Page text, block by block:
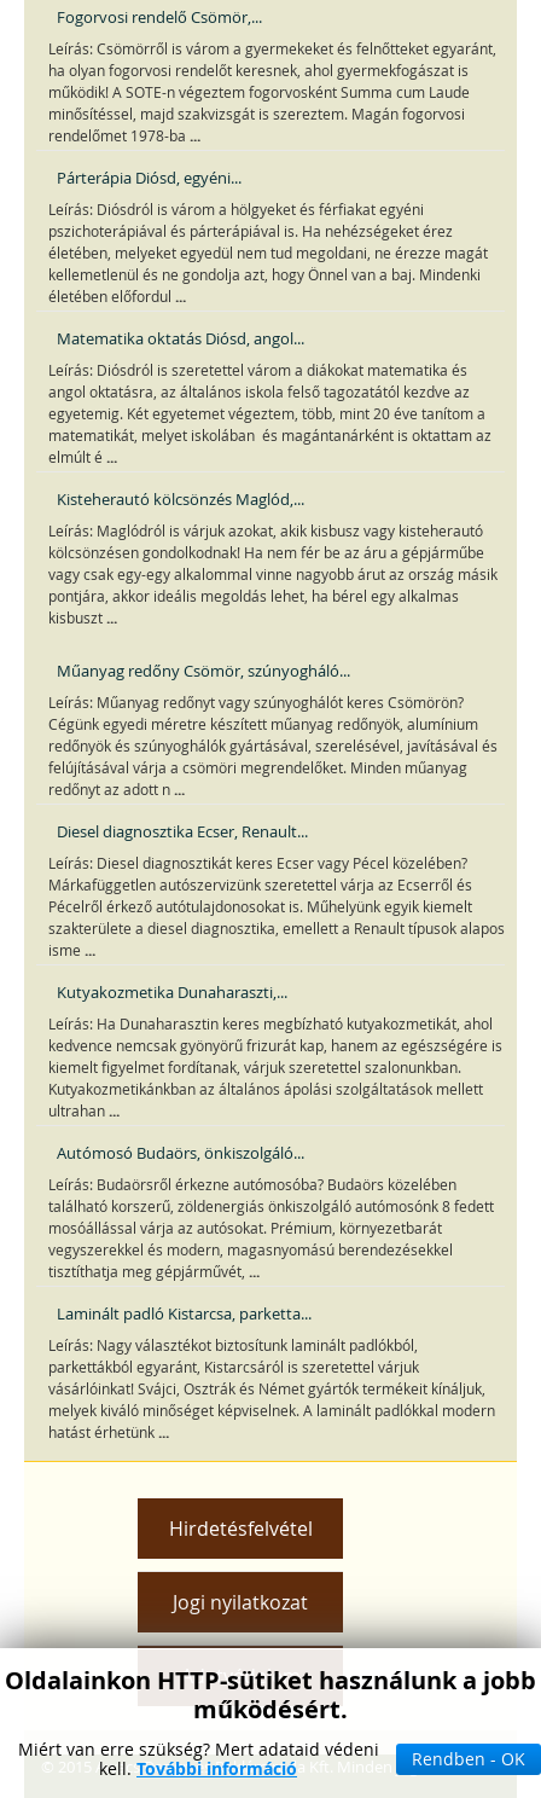
Fogorvosi rendelő Csömör,...
Leírás: Csömörről is várom a gyermekeket és felnőtteket egyaránt,
ha olyan fogorvosi rendelőt keresnek, ahol gyermekfogászat is
működik! A SOTE-n végeztem fogorvosként Summa cum Laude
minősítéssel, majd szakvizsgát is szereztem. Magán fogorvosi
rendelőmet 1978-ba ...
Párterápia Diósd, egyéni...
Leírás: Diósdról is várom a hölgyeket és férfiakat egyéni
pszichoterápiával és párterápiával is. Ha nehézségeket érez
életében, melyeket egyedül nem tud megoldani, ne érezze magát
kellemetlenül és ne gondolja azt, hogy Önnel van a baj. Mindenki
életében előfordul ...
Matematika oktatás Diósd, angol...
Leírás: Diósdról is szeretettel várom a diákokat matematika és
angol oktatásra, az általános iskola felső tagozatától kezdve az
egyetemig. Két egyetemet végeztem, több, mint 20 éve tanítom a
matematikát, melyet iskolában és magántanárként is oktattam az
elmúlt é ...
Kisteherautó kölcsönzés Maglód,...
Leírás: Maglódról is várjuk azokat, akik kisbusz vagy kisteherautó
kölcsönzésen gondolkodnak! Ha nem fér be az áru a gépjárműbe
vagy csak egy-egy alkalommal vinne nagyobb árut az ország másik
pontjára, akkor ideális megoldás lehet, ha bérel egy alkalmas
kisbuszt ...
Műanyag redőny Csömör, szúnyogháló...
Leírás: Műanyag redőnyt vagy szúnyoghálót keres Csömörön?
Cégünk egyedi méretre készített műanyag redőnyök, alumínium
redőnyök és szúnyoghálók gyártásával, szerelésével, javításával és
felújításával várja a csömöri megrendelőket. Minden műanyag
redőnyt az adott n ...
Diesel diagnosztika Ecser, Renault...
Leírás: Diesel diagnosztikát keres Ecser vagy Pécel közelében?
Márkafüggetlen autószervizünk szeretettel várja az Ecserről és
Pécelről érkező autótulajdonosokat is. Műhelyünk egyik kiemelt
szakterülete a diesel diagnosztika, emellett a Renault típusok alapos
isme ...
Kutyakozmetika Dunaharaszti,...
Leírás: Ha Dunaharasztin keres megbízható kutyakozmetikát, ahol
kedvence nemcsak gyönyörű frizurát kap, hanem az egészségére is
kiemelt figyelmet fordítanak, várjuk szeretettel szalonunkban.
Kutyakozmetikánkban az általános ápolási szolgáltatások mellett
ultrahan ...
Autómosó Budaörs, önkiszolgáló...
Leírás: Budaörsről érkezne autómosóba? Budaörs közelében
található korszerű, zöldenergiás önkiszolgáló autómosónk 8 fedett
mosóállással várja az autósokat. Prémium, környezetbarát
vegyszerekkel és modern, magasnyomású berendezésekkel
tisztíthatja meg gépjárművét, ...
Laminált padló Kistarcsa, parketta...
Leírás: Nagy választékot biztosítunk laminált padlókból,
parkettákból egyaránt, Kistarcsáról is szeretettel várjuk
vásárlóinkat! Svájci, Osztrák és Német gyártók termékeit kínáljuk,
melyek kiváló minőséget képviselnek. A laminált padlókkal modern
hatást érhetünk ...
Hirdetésfelvétel
Jogi nyilatkozat
Adatvédelem
Oldalainkon HTTP-sütiket használunk a jobb
működésért.
Miért van erre szükség? Mert adataid védeni
kell. További információ Rendben - OK
© 2015 Awacs Design és Reklámiroda Kft. Minden jog fenntartva.